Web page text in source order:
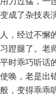
成了杂技表
，经过不懈
蹬腿了。老
时乖巧听话
唤，老是出
，变得乖乖